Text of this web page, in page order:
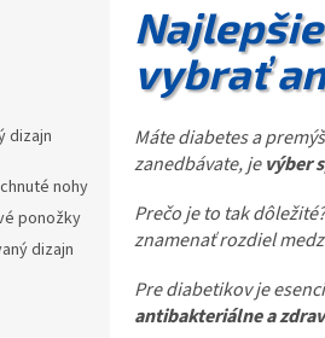
dizajn
nohy
ponožky
dizajn
vybrať
Máte diabetes a
zanedbávate, jevýber
Prečo je to tak
znamenať rozdiel
Pre diabetikov je
antibakteriálne a